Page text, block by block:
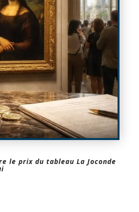
le prix du tableau La Joconde